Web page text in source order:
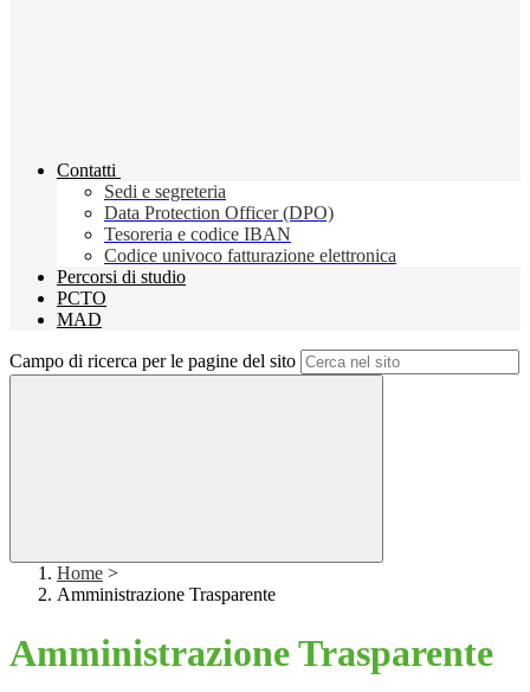
Contatti
Sedi e segreteria
Data Protection Officer (DPO)
Tesoreria e codice IBAN
Codice univoco fatturazione elettronica
Percorsi di studio
PCTO
MAD
Campo di ricerca per le pagine del sito
Home >
Amministrazione Trasparente
Amministrazione Trasparente